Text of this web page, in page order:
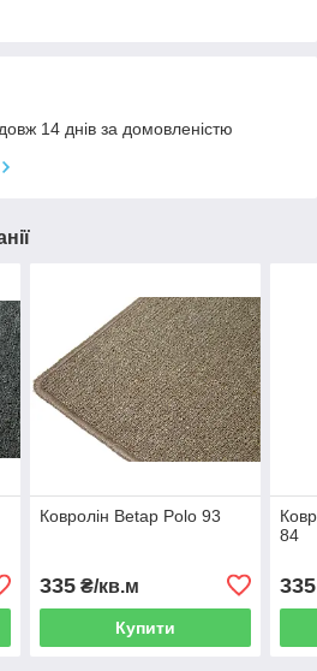
14 днів за домовленістю
Ковролін Betap Polo 93
335₴/кв.м
Купити
84
335